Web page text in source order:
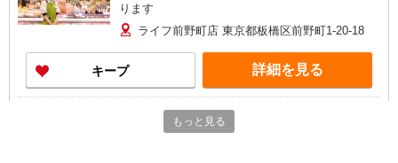
ります
ライフ前野町店 東京都板橋区前野町1-20-18
キープ 詳細を見る
ライフ仲宿店（店舗コード620）もっと見る